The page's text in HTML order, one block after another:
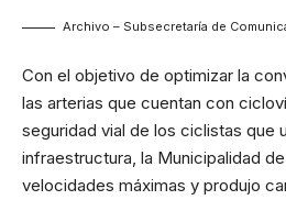
Archivo – Subsecretaría de
Con el objetivo de optimizar la
las arterias que cuentan con
seguridad vial de los ciclistas que
infraestructura, la Municipalidad
velocidades máximas y produjo